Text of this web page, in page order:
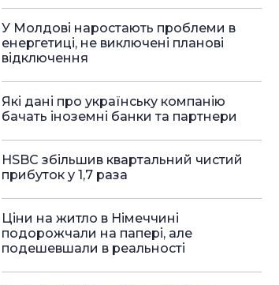
У Молдові наростають проблеми в
енергетиці, не виключені планові
відключення
Які дані про українську компанію
бачать іноземні банки та партнери
HSBC збільшив квартальний чистий
прибуток у 1,7 раза
Ціни на житло в Німеччині
подорожчали на папері, але
подешевшали в реальності